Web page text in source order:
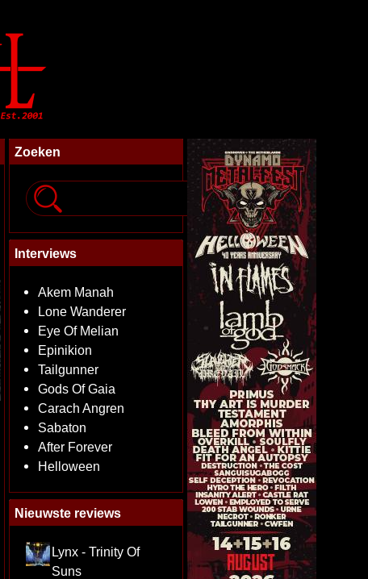
Zoeken
Interviews
Akem Manah
Lone Wanderer
Eye Of Melian
Epinikion
Tailgunner
Gods Of Gaia
Carach Angren
Sabaton
After Forever
Helloween
Nieuwste reviews
Lynx - Trinity Of
Suns